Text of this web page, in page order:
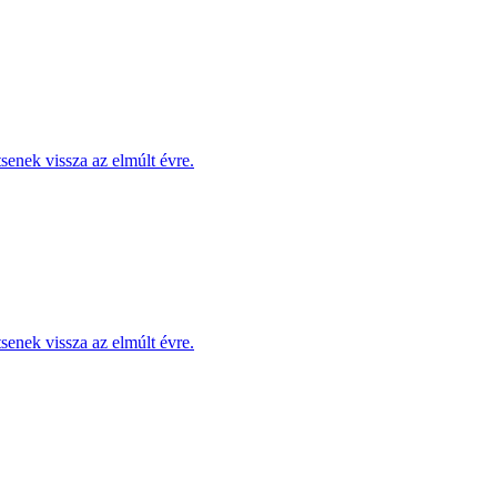
vissza az elmúlt évre.
vissza az elmúlt évre.